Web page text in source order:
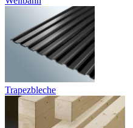
Trapezbleche